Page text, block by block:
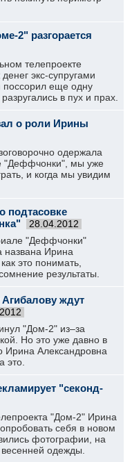
2" разгорается
телепроекте
экс-супругами
еще одну
в пух и прах.
о роли Ирины
одержала
"Деффчонки", мы уже
и когда мы увидим
подтасовке
28.04.2012
"Деффчонки"
Ирина
это понимать,
результаты.
ждут
"Дом-2" из–за
Но это уже давно в
Ирина Александровна
это.
"секонд-
"Дом-2" Ирина
себя в новом
фотографии, на
одежды.